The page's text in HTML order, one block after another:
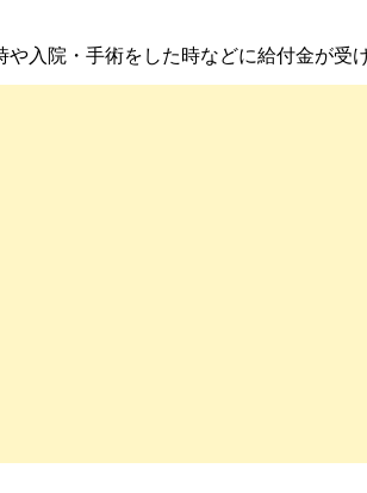
や入院・手術をした時などに給付金が受